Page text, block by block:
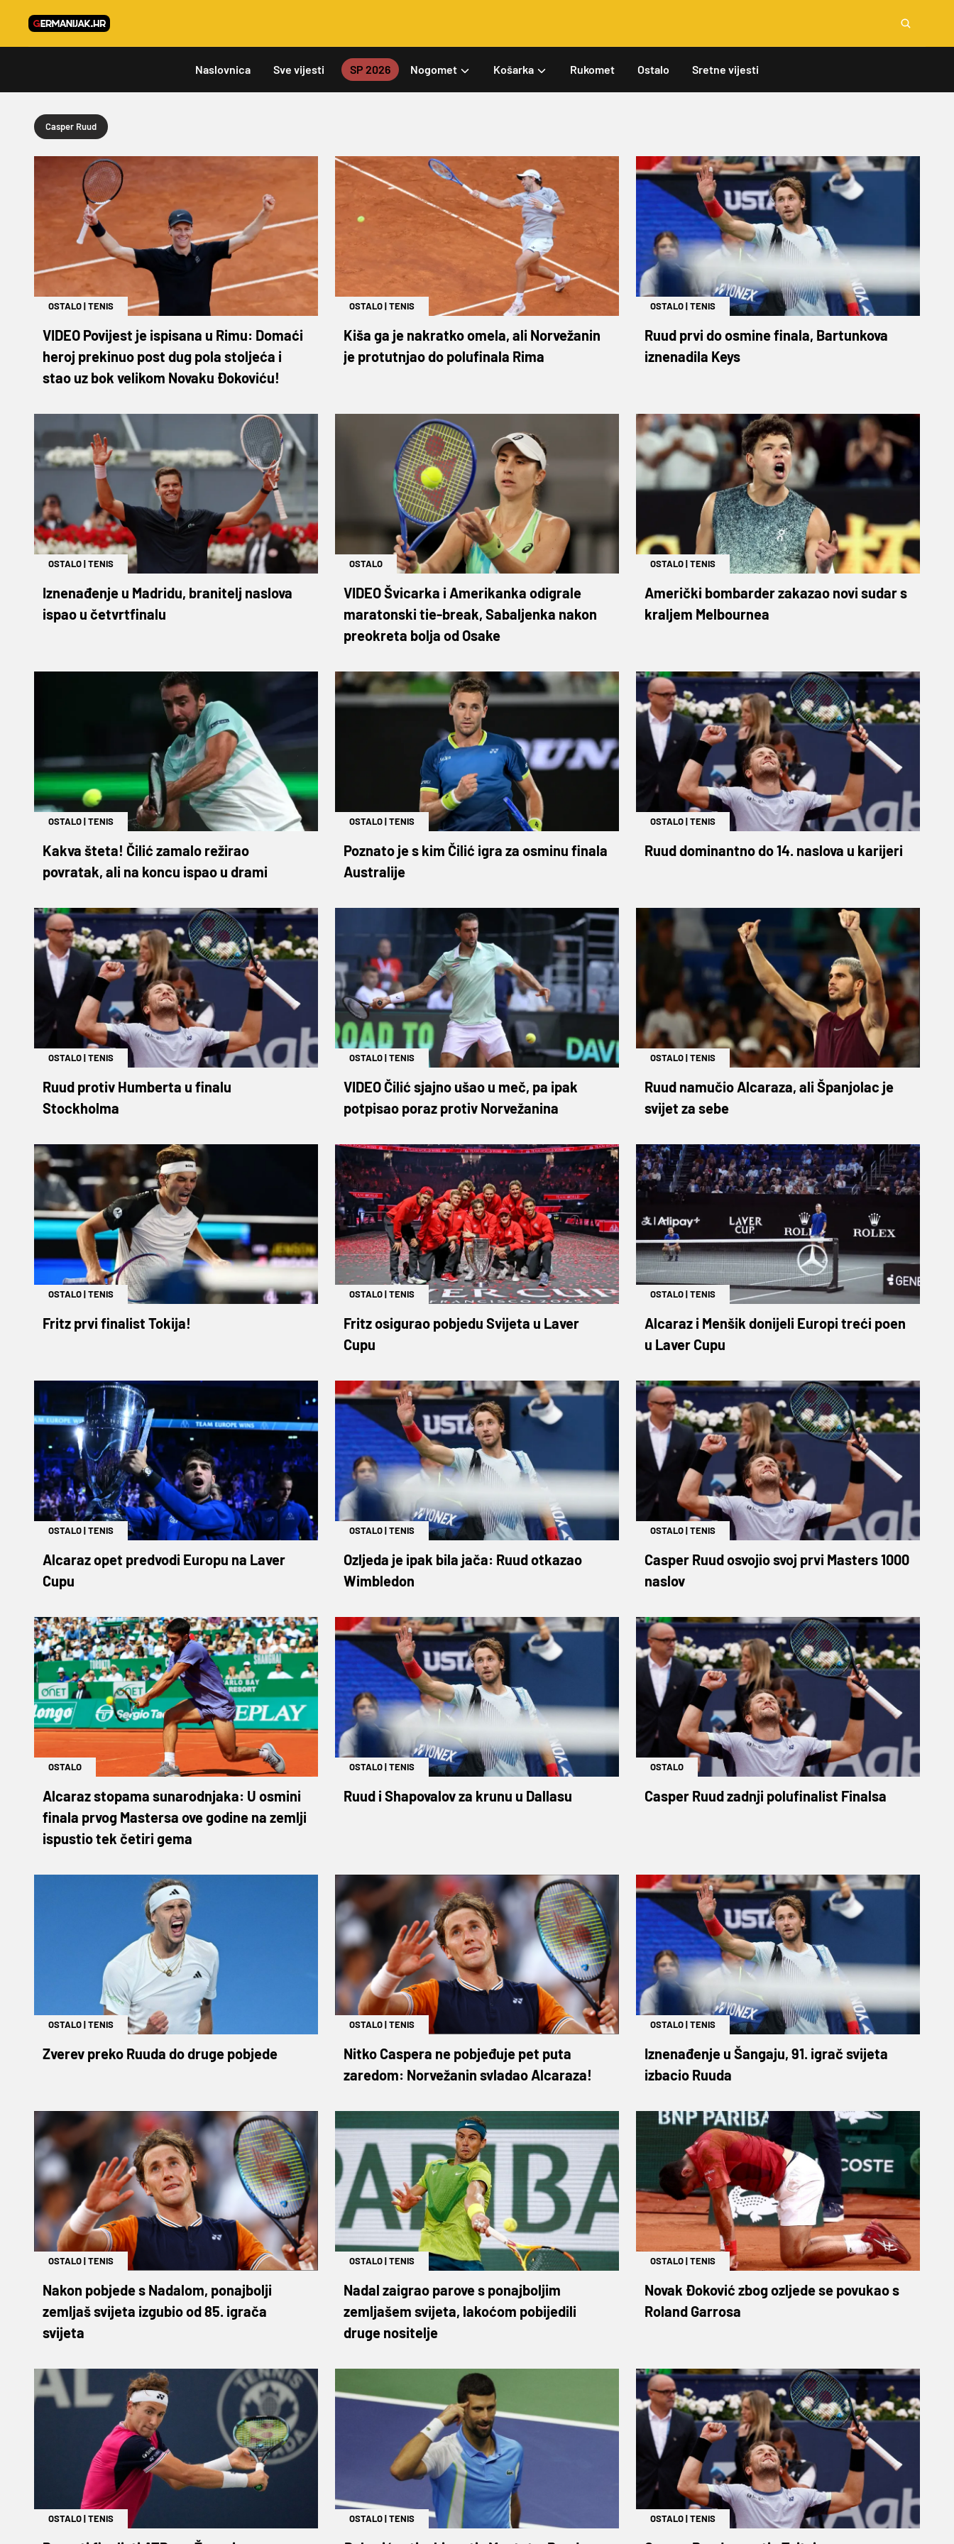
Naslovnica Sve vijesti SP 2026 Nogomet Košarka Rukomet Ostalo Sretne vijesti
Casper Ruud
OSTALO|TENIS
VIDEO Povijest je ispisana u Rimu: Domaći
heroj prekinuo post dug pola stoljeća i
stao uz bok velikom Novaku Đokoviću!
OSTALO|TENIS
Kiša ga je nakratko omela, ali Norvežanin
je protutnjao do polufinala Rima
OSTALO|TENIS
Ruud prvi do osmine finala, Bartunkova
iznenadila Keys
OSTALO|TENIS
Iznenađenje u Madridu, branitelj naslova
ispao u četvrtfinalu
OSTALO
VIDEO Švicarka i Amerikanka odigrale
maratonski tie-break, Sabaljenka nakon
preokreta bolja od Osake
OSTALO|TENIS
Američki bombarder zakazao novi sudar s
kraljem Melbournea
OSTALO|TENIS
Kakva šteta! Čilić zamalo režirao
povratak, ali na koncu ispao u drami
OSTALO|TENIS
Poznato je s kim Čilić igra za osminu finala
Australije
OSTALO|TENIS
Ruud dominantno do 14. naslova u karijeri
OSTALO|TENIS
Ruud protiv Humberta u finalu
Stockholma
OSTALO|TENIS
VIDEO Čilić sjajno ušao u meč, pa ipak
potpisao poraz protiv Norvežanina
OSTALO|TENIS
Ruud namučio Alcaraza, ali Španjolac je
svijet za sebe
OSTALO|TENIS
Fritz prvi finalist Tokija!
OSTALO|TENIS
Fritz osigurao pobjedu Svijeta u Laver
Cupu
OSTALO|TENIS
Alcaraz i Menšik donijeli Europi treći poen
u Laver Cupu
OSTALO|TENIS
Alcaraz opet predvodi Europu na Laver
Cupu
OSTALO|TENIS
Ozljeda je ipak bila jača: Ruud otkazao
Wimbledon
OSTALO|TENIS
Casper Ruud osvojio svoj prvi Masters 1000
naslov
OSTALO
Alcaraz stopama sunarodnjaka: U osmini
finala prvog Mastersa ove godine na zemlji
ispustio tek četiri gema
OSTALO|TENIS
Ruud i Shapovalov za krunu u Dallasu
OSTALO
Casper Ruud zadnji polufinalist Finalsa
OSTALO|TENIS
Zverev preko Ruuda do druge pobjede
OSTALO|TENIS
Nitko Caspera ne pobjeđuje pet puta
zaredom: Norvežanin svladao Alcaraza!
OSTALO|TENIS
Iznenađenje u Šangaju, 91. igrač svijeta
izbacio Ruuda
OSTALO|TENIS
Nakon pobjede s Nadalom, ponajbolji
zemljaš svijeta izgubio od 85. igrača
svijeta
OSTALO|TENIS
Nadal zaigrao parove s ponajboljim
zemljašem svijeta, lakoćom pobijedili
druge nositelje
OSTALO|TENIS
Novak Đoković zbog ozljede se povukao s
Roland Garrosa
OSTALO|TENIS OSTALO|TENIS OSTALO|TENIS